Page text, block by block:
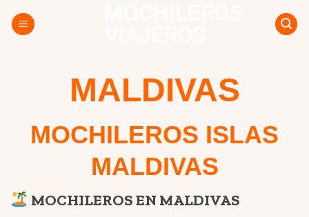
MALDIVAS
MOCHILEROS ISLAS
MALDIVAS
MOCHILEROS EN MALDIVAS